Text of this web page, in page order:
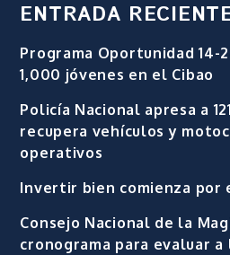
ENTRADA
Programa Oportunidad 14-
1,000 jóvenes en el Cibao
Policía Nacional apresa a
recupera vehículos y
operativos
Invertir bien comienza por
Consejo Nacional de la
cronograma para evaluar a